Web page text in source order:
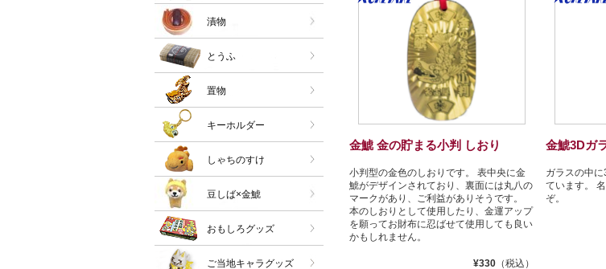
金鯱 金の貯まる小判 しおり
小判型の金色のしおりです。 表中央に金
鯱がデザインされており、裏面には丸八の
マークがあり、ご利益がありそうです。
本のしおりとして使用したり、金運アップ
を願ってお財布に忍ばせて使用しても良い
かもしれません。
¥330 （税込）
金鯱3Dガ
ガラスの中
ています。
ぞ。
漬物
とうふ
置物
キーホルダー
しゃちのすけ
豆しば×金鯱
おもしろグッズ
ご当地キャラグッズ